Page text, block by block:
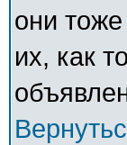
они
их, как